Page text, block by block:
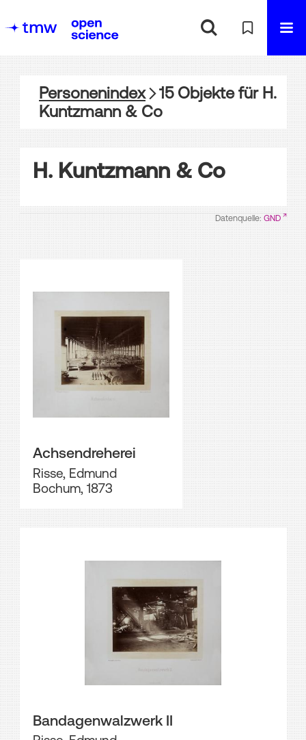
Personenindex 15Objektefür H.
Kuntzmann & Co
H. Kuntzmann & Co
Datenquelle: GND
Achsendreherei
Risse, Edmund
Bochum, 1873
Bandagenwalzwerk II